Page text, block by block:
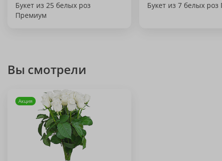
Букет из 25 белых роз
Премиум
Букет из 7 белых
Вы смотрели
Акция